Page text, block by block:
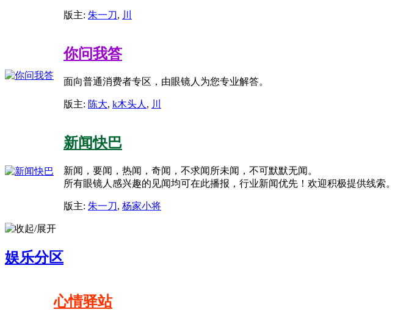
版主: 朱一刀, 川
你问我答
面向普通消费者专区，由眼镜人为您专业解答。
版主: 陈大, k木头人 , 川
新闻快巴
新闻，要闻，热闻，奇闻，不求闻所未闻，不可默默无闻。
所有眼镜人感兴趣的见闻均可在此播报，行业新闻优先！欢迎积极提供线索。
版主: 朱一刀, 杨家小将
娱乐分区
心情驿站